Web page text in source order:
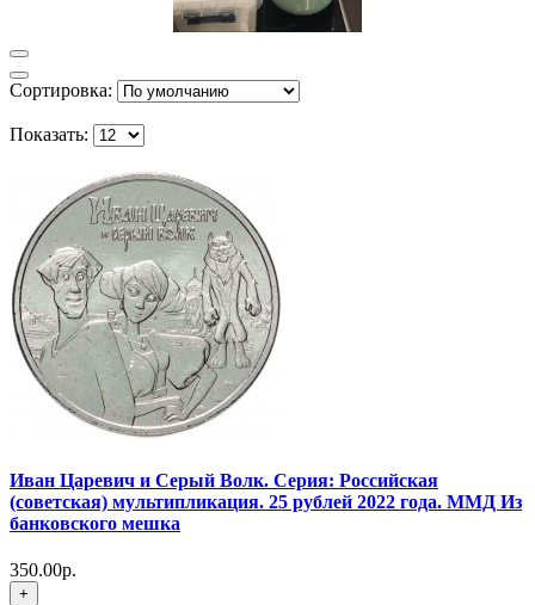
Сортировка:
Показать:
Иван Царевич и Серый Волк. Серия: Российская
(советская) мультипликация. 25 рублей 2022 года. ММД Из
банковского мешка
350.00р.
+